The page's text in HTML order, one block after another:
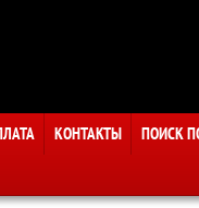
КОНТАКТЫ
ПОИСК